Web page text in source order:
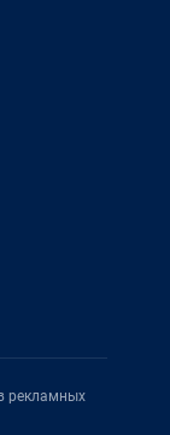
рекламных